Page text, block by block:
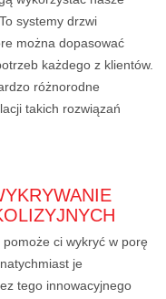
systemy drzwi
można dopasować
każdego z klientów.
różnorodne
takich rozwiązań
ci wykryć w porę
je
tego innowacyjnego